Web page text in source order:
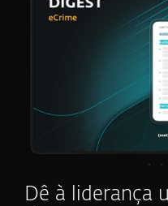
Dê à liderança